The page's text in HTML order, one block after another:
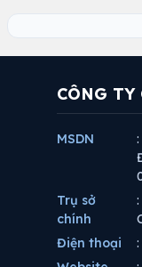
CÔNG TY
MSDN
Trụ sở
chính
Điện thoại